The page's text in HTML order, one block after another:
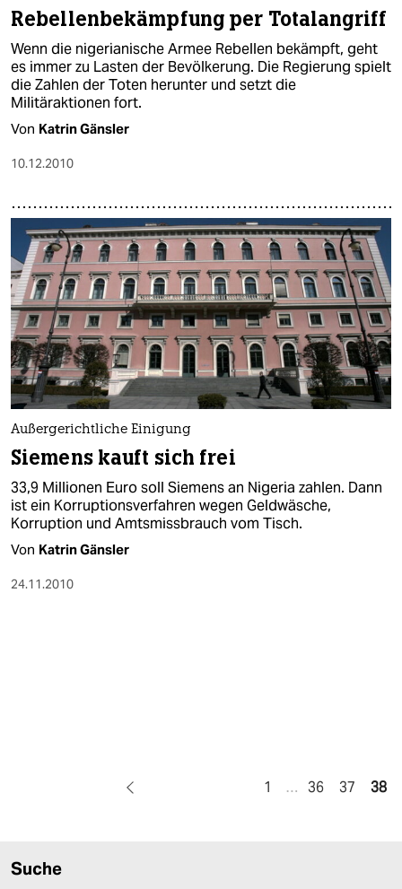
Rebellenbekämpfung per Totalangriff
Wenn die nigerianische Armee Rebellen bekämpft, geht
es immer zu Lasten der Bevölkerung. Die Regierung spielt
die Zahlen der Toten herunter und setzt die
Militäraktionen fort.
Von Katrin Gänsler
10.12.2010
Außergerichtliche Einigung
Siemens kauft sich frei
33,9 Millionen Euro soll Siemens an Nigeria zahlen. Dann
ist ein Korruptionsverfahren wegen Geldwäsche,
Korruption und Amtsmissbrauch vom Tisch.
Von Katrin Gänsler
24.11.2010
1 … 36 37 38
Suche